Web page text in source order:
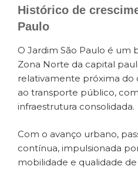
Histórico de
Paulo
O Jardim São Paulo é um
Zona Norte da capital
relativamente próxima do
ao transporte público,
infraestrutura consolidada.
Com o avanço urbano,
contínua, impulsionada
mobilidade e qualidade de